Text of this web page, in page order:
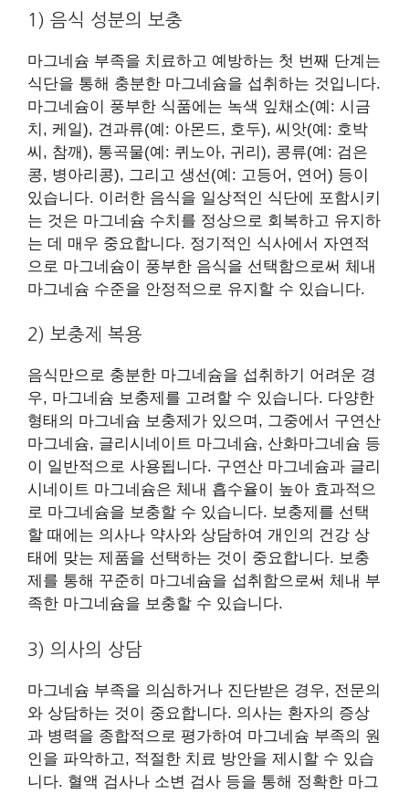
1) 음식 성분의 보충
마그네슘 부족을 치료하고 예방하는 첫 번째 단계는
식단을 통해 충분한 마그네슘을 섭취하는 것입니다.
마그네슘이 풍부한 식품에는 녹색 잎채소(예: 시금
치, 케일), 견과류(예: 아몬드, 호두), 씨앗(예: 호박
씨, 참깨), 통곡물(예: 퀴노아, 귀리), 콩류(예: 검은
콩, 병아리콩), 그리고 생선(예: 고등어, 연어) 등이
있습니다. 이러한 음식을 일상적인 식단에 포함시키
는 것은 마그네슘 수치를 정상으로 회복하고 유지하
는 데 매우 중요합니다. 정기적인 식사에서 자연적
으로 마그네슘이 풍부한 음식을 선택함으로써 체내
마그네슘 수준을 안정적으로 유지할 수 있습니다.
2) 보충제 복용
음식만으로 충분한 마그네슘을 섭취하기 어려운 경
우, 마그네슘 보충제를 고려할 수 있습니다. 다양한
형태의 마그네슘 보충제가 있으며, 그중에서 구연산
마그네슘, 글리시네이트 마그네슘, 산화마그네슘 등
이 일반적으로 사용됩니다. 구연산 마그네슘과 글리
시네이트 마그네슘은 체내 흡수율이 높아 효과적으
로 마그네슘을 보충할 수 있습니다. 보충제를 선택
할 때에는 의사나 약사와 상담하여 개인의 건강 상
태에 맞는 제품을 선택하는 것이 중요합니다. 보충
제를 통해 꾸준히 마그네슘을 섭취함으로써 체내 부
족한 마그네슘을 보충할 수 있습니다.
3) 의사의 상담
마그네슘 부족을 의심하거나 진단받은 경우, 전문의
와 상담하는 것이 중요합니다. 의사는 환자의 증상
과 병력을 종합적으로 평가하여 마그네슘 부족의 원
인을 파악하고, 적절한 치료 방안을 제시할 수 있습
니다. 혈액 검사나 소변 검사 등을 통해 정확한 마그